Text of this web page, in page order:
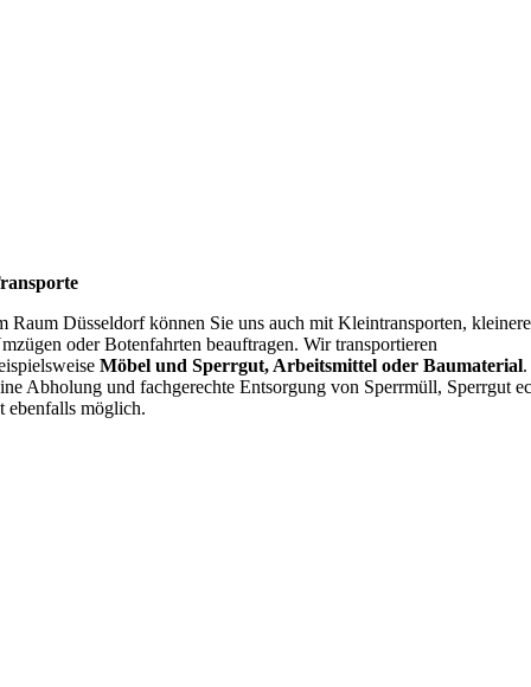
Raum Düsseldorf können Sie uns auch mit Kleintransporten,
oder Botenfahrten beauftragen. Wir transportieren
Möbel und Sperrgut, Arbeitsmittel oder Baumaterial.
Abholung und fachgerechte Entsorgung von Sperrmüll, Sperrgut
ebenfalls möglich.